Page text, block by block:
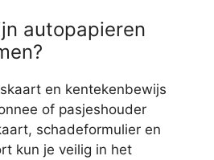
autopapieren
en kentekenbewijs
of pasjeshouder
schadeformulier en
kun je veilig in het